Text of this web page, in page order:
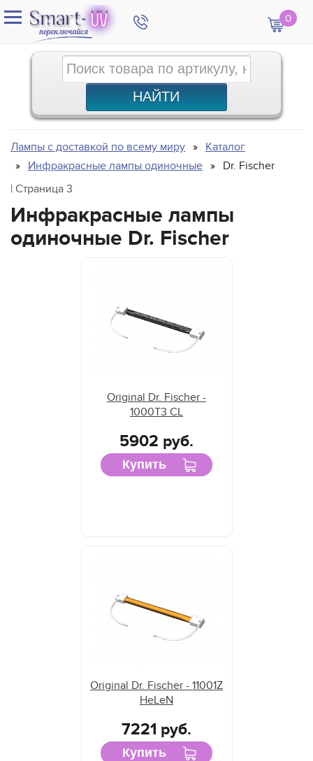
0
Лампы с доставкой по всему миру
Каталог
Инфракрасные лампы одиночные
Dr. Fischer
| Страница 3
Инфракрасные лампы
одиночные Dr. Fischer
Original Dr. Fischer -
1000T3 CL
5902 руб.
Купить
Original Dr. Fischer - 11001Z
HeLeN
7221 руб.
Купить